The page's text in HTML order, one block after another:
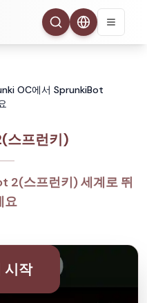
OC에서 SprunkiBot
스프런키)
2(스프런키) 세계로 뛰
요
시작